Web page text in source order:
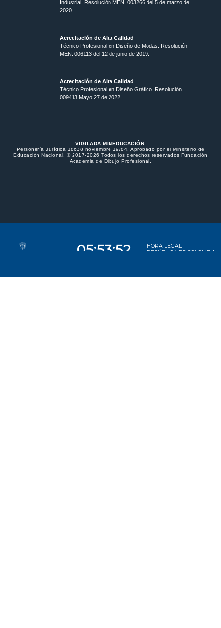
Industrial. Resolución MEN. 003266 del 5 de marzo de
2020.
Acreditación de Alta Calidad
Técnico Profesional en Diseño de Modas. Resolución
MEN. 006113 del 12 de junio de 2019.
Acreditación de Alta Calidad
Técnico Profesional en Diseño Gráfico. Resolución
009413 Mayo 27 de 2022.
VIGILADA MINEDUCACIÓN.
Personería Jurídica 18638 noviembre 19/84. Aprobado por el Ministerio de
Educación Nacional. © 2017-2026 Todos los derechos reservados Fundación
Academia de Dibujo Profesional.